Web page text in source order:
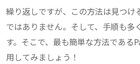
繰り返しですが、この方法は見つけ
ではありません。そして、手順も多
す。そこで、最も簡単な方法である
用してみましょう！